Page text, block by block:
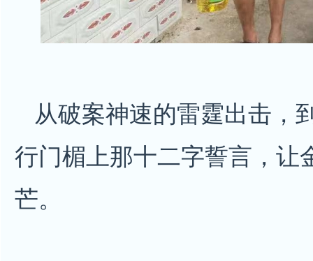
从破案神速的雷霆出击，
行门楣上那十二字誓言，让
芒。